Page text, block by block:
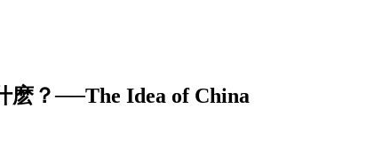
麽？──The Idea of China